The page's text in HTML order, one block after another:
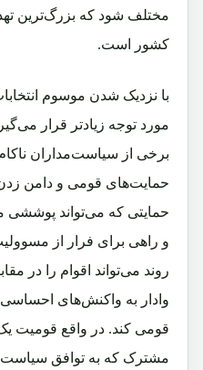
مختلف ‌شود که بزرگ‌ترین
کشور است.
با نزدیک شدن موسوم
مورد توجه زیادتر قرار
برخی از سیاست‌مداران
حمایت‌های قومی و دامن
حمایتی که می‌تواند
و راهی برای فرار از
روند می‌تواند اقوام را در
وادار به واکنش‌های
قومی کند. در واقع قومیت
مشترک که به توافق